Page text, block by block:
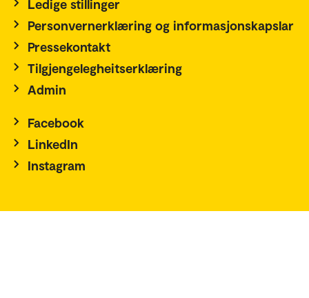
Ledige stillinger
Personvernerklæring og informasjonskapslar
Pressekontakt
Tilgjengelegheitserklæring
Admin
Facebook
LinkedIn
Instagram